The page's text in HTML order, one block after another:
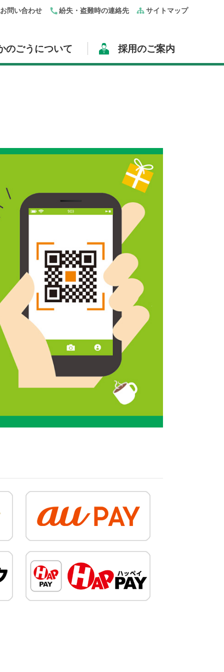
問い合わせ 紛失・盗難時の連絡先 サイトマップ
のごうについて 採用のご案内